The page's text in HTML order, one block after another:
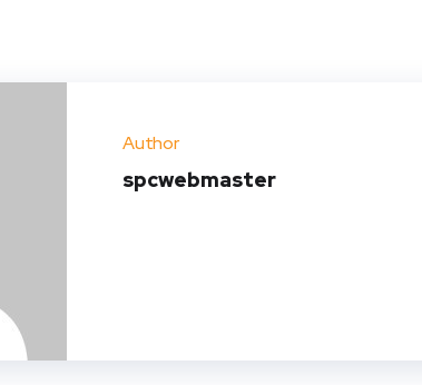
Author
spcwebmaster